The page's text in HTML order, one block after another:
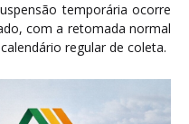
temporária ocorre
com a retomada normal
regular de coleta.